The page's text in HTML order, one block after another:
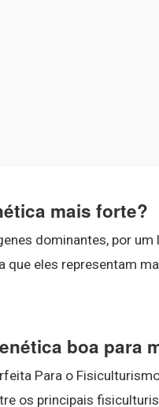
mais forte?
dominantes, por
que eles representam
boa para
Para o
os principais